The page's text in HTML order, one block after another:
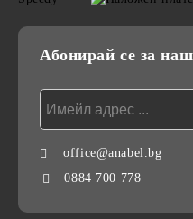
Абонирай се за
office@anabel.bg
0884 700 778